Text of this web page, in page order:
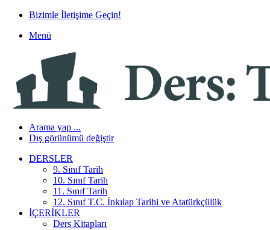
Bizimle İletişime Geçin!
Menü
Arama yap ...
Dış görünümü değiştir
DERSLER
9. Sınıf Tarih
10. Sınıf Tarih
11. Sınıf Tarih
12. Sınıf T.C. İnkılap Tarihi ve Atatürkçülük
İÇERIKLER
Ders Kitapları